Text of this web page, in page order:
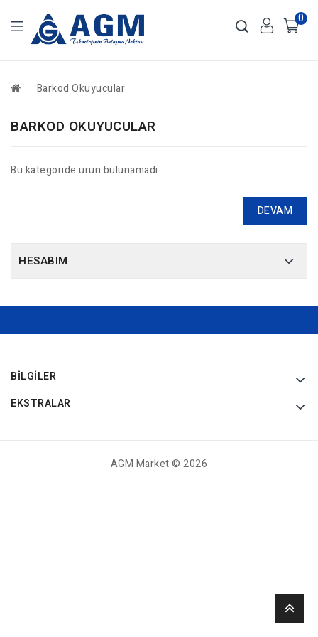
0
Barkod Okuyucular
BARKOD OKUYUCULAR
Bu kategoride ürün bulunamadı.
DEVAM
HESABIM
BILGILER
EKSTRALAR
AGM Market © 2026